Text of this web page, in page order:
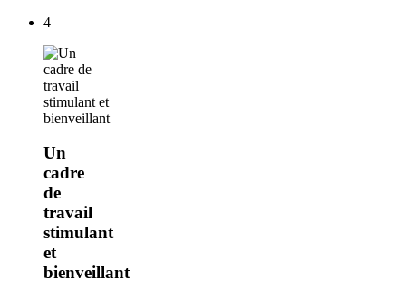
4
Un
cadre
de
travail
stimulant
et
bienveillant